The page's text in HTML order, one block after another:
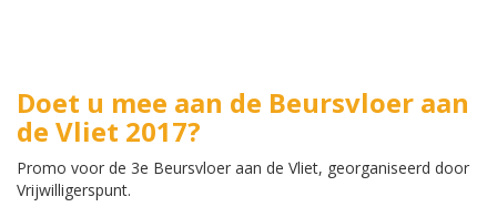
Doet u mee aan de Beursvloer aan
de Vliet 2017?
Promo voor de 3e Beursvloer aan de Vliet, georganiseerd door
Vrijwilligerspunt.